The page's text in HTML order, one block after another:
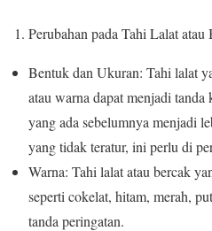
1. Perubahan pada Tahi Lalat
Bentuk dan Ukuran: Tahi lalat
atau warna dapat menjadi
yang ada sebelumnya menjadi
yang tidak teratur, ini perlu di
Warna: Tahi lalat atau bercak
seperti cokelat, hitam, merah,
tanda peringatan.